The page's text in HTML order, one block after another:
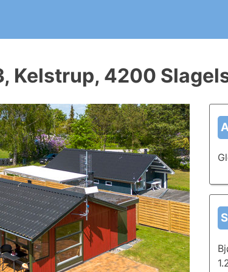
huskøb. Skriv og del anmeldelser i
Kelstrup, 4200